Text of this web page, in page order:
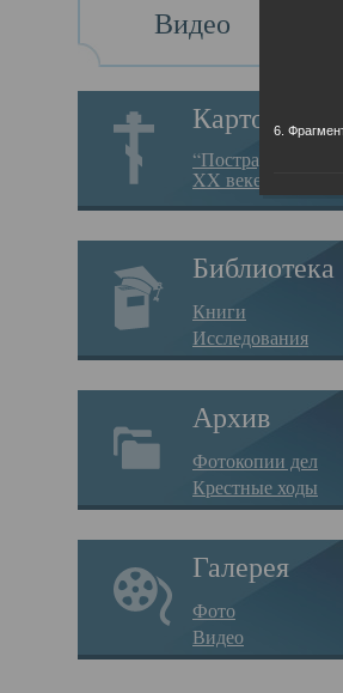
Видео
Картотека
“Пострадавшие за
XX веке на Севере”
Библиотека
Книги
Исследования
Архив
Фотокопии дел
Крестные ходы
Галерея
Фото
Видео
6.